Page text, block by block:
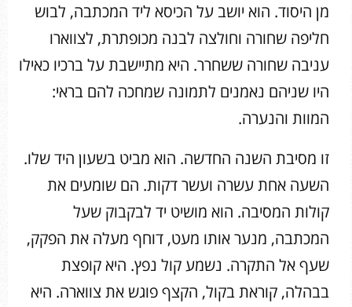
מן היסוד. הוא יושב על הכיסא ליד המכתבה, לבוש
חליפה שחורה וחולצה לבנה מכופתרת, לצווארו
עניבה שחורה ששחרר. היא מתיישבת על ברכיו כאילו
היו שניהם נאמנים לתמונה שמחכה להם בראי:
המוות והנערה.
זו מסיבת השנה החדשה. הוא מביט בשעון היד שלו.
השעה אחת עשרה ועשר דקות. הם שומעים את
קולות המסיבה. הוא מושיט יד לבקבוק שעל
המכתבה, מנער אותו מעט, דוחף מעלה את הפקק,
שעף אל התקרה. נשמע קול נפץ. היא קופצת
בבהלה, קוראת בקול, הקצף פוגש את צווארה. היא